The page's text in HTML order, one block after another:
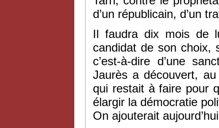
d’un républicain, d’un
Il faudra dix mois de
candidat de son choix,
c’est-à-dire d’une
Jaurès a découvert,
qui restait à faire pour
élargir la démocratie
On ajouterait